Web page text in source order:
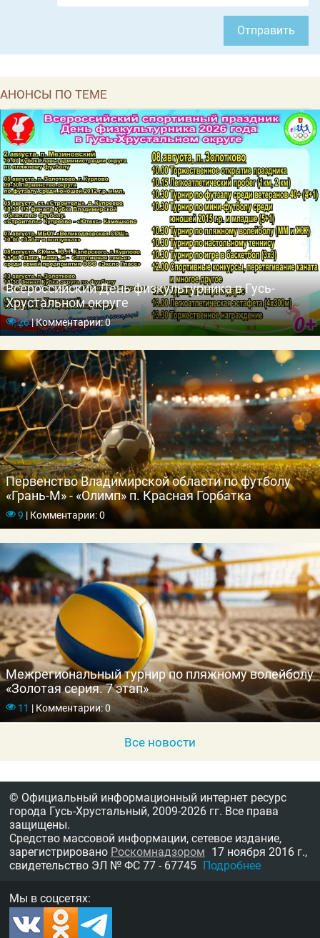
Отправить
АНОНСЫ ПО ТЕМЕ
Всероссийский День физкультурника в Гусь-
Хрустальном округе
26|Комментарии: 0
Первенство Владимирской области по футболу
«Грань-М» - «Олимп» п. Красная Горбатка
9 |Комментарии: 0
Межрегиональный турнир по пляжному волейболу
«Золотая серия. 7 этап»
11 |Комментарии: 0
Все новости
© Официальный информационный интернет ресурс
города Гусь-Хрустальный, 2009-2026 гг. Все права
защищены.
Средство массовой информации, сетевое издание,
зарегистрировано Роскомнадзором 17 ноября 2016 г.,
свидетельство ЭЛ № ФС 77 - 67745 Подробнее
Мы в соцсетях: